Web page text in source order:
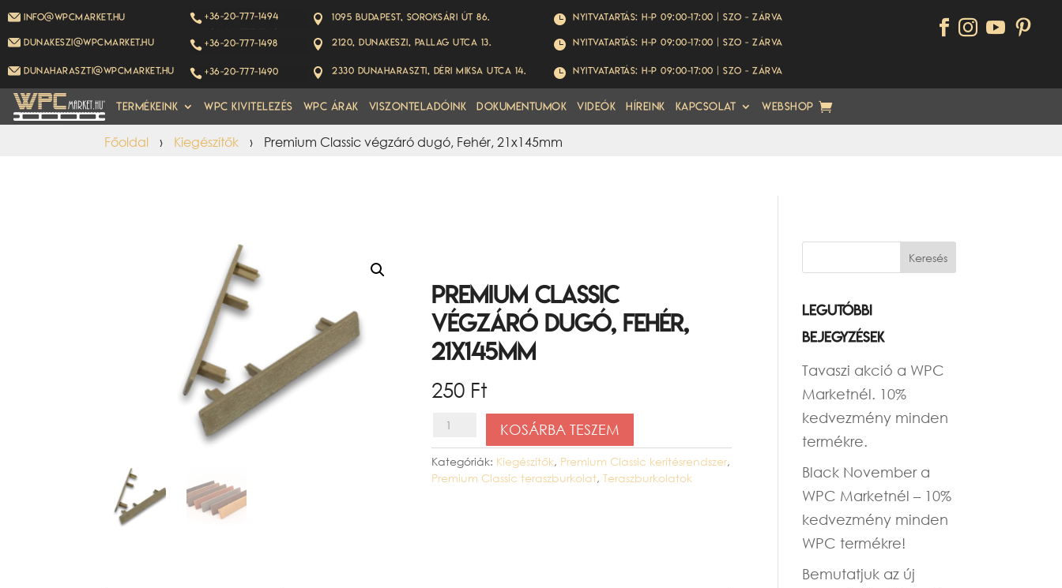
info@wpcmarket.hu  +36-20-777-1494
+36-20-777-1493
 1095 Budapest, Soroksári út 86.  Nyitvatartás: H-P 09:00-17:00 | Szo - ZÁRVA
   
dunakeszi@wpcmarket.hu  +36-20-777-1498  2120, Dunakeszi, Pallag utca 13.  Nyitvatartás: H-P 09:00-17:00 | Szo - ZÁRVA
dunaharaszti@wpcmarket.hu  +36-20-777-1490  2330 Dunaharaszti, Déri Miksa utca 14.  Nyitvatartás: H-P 09:00-17:00 | Szo - ZÁRVA
Termékeink WPC kivitelezés WPC Árak Viszonteladóink Dokumentumok Videók Híreink Kapcsolat Webshop
Főoldal › Kiegészítők › Premium Classic végzáró dugó, Fehér, 21x145mm
Premium Classic
végzáró dugó, Fehér,
21x145mm
250 Ft
Premium
Classic
végzáró
KOSÁRBA TESZEM
Kategóriák: Kiegészítők, Premium Classic kerítésrendszer,
Premium Classic teraszburkolat,Teraszburkolatok
Legutóbbi
bejegyzések
Tavaszi akció a WPC
Marketnél. 10%
kedvezmény minden
termékre.
Black November a
WPC Marketnél – 10%
kedvezmény minden
WPC termékre!
Bemutatjuk az új